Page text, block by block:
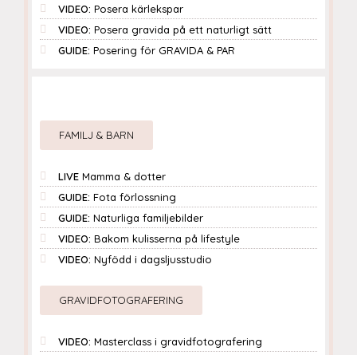
VIDEO: Posera kärlekspar
VIDEO: Posera gravida på ett naturligt sätt
GUIDE: Posering för GRAVIDA & PAR
FAMILJ & BARN
LIVEMamma & dotter
GUIDE: Fota förlossning
GUIDE: Naturliga familjebilder
VIDEO: Bakom kulisserna på lifestyle
VIDEO: Nyfödd i dagsljusstudio
GRAVIDFOTOGRAFERING
VIDEO: Masterclass i gravidfotografering